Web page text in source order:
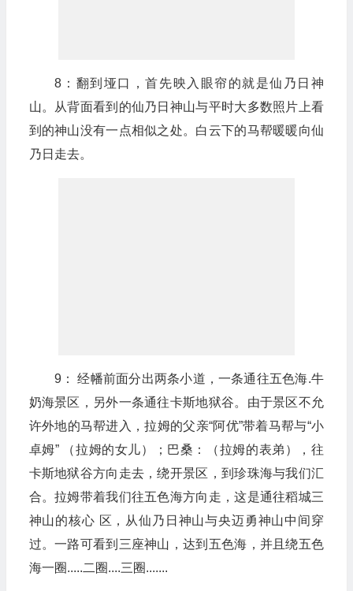
8：翻到垭口，首先映入眼帘的就是仙乃日神
山。从背面看到的仙乃日神山与平时大多数照片上看
到的神山没有一点相似之处。白云下的马帮暖暖向仙
乃日走去。
9： 经幡前面分出两条小道，一条通往五色海.牛
奶海景区，另外一条通往卡斯地狱谷。由于景区不允
许外地的马帮进入，拉姆的父亲“阿优”带着马帮与“小
卓姆” （拉姆的女儿）；巴桑：（拉姆的表弟），往
卡斯地狱谷方向走去，绕开景区，到珍珠海与我们汇
合。拉姆带着我们往五色海方向走，这是通往稻城三
神山的核心 区，从仙乃日神山与央迈勇神山中间穿
过。一路可看到三座神山，达到五色海，并且绕五色
海一圈.....二圈....三圈.......